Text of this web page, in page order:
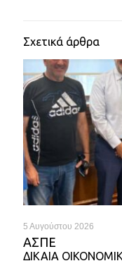
Σχετικά άρθρα
5 Αυγούστου 2026
ΑΣΠΕ
ΔΙΚΑΙΑ